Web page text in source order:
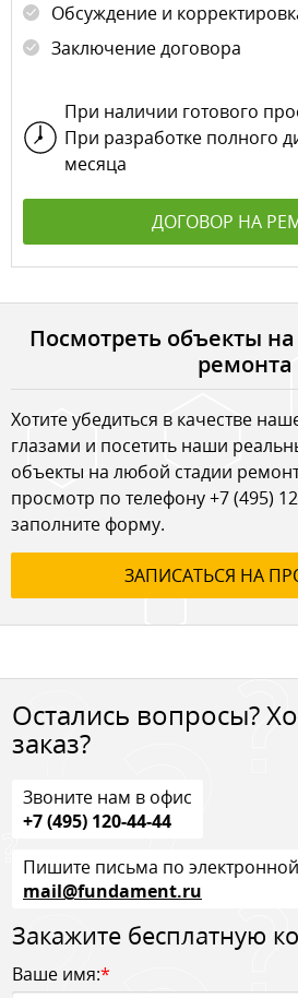
Обсуждение и
Заключение договора
При наличии готового
При разработке полного
месяца
ДОГОВОР НА
Посмотреть объекты
ремонта
Хотите убедиться в качестве
глазами и посетить наши
объекты на любой стадии
просмотр по телефону+7 (495)
заполните форму.
ЗАПИСАТЬСЯ НА
Остались вопросы?
заказ?
Звоните нам в офис
+7 (495) 120-44-44
Пишите письма по
mail@fundament.ru
Закажите бесплатную
Ваше имя:*